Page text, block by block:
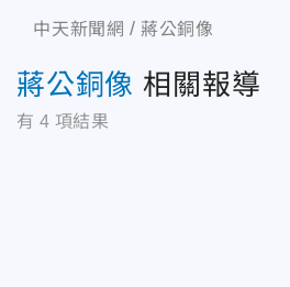
中天新聞網 蔣公銅像
蔣公銅像 相關報導
有 4 項結果